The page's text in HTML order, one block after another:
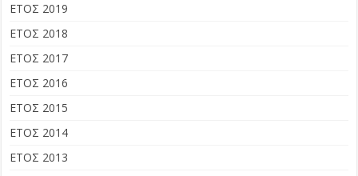
ΕΤΟΣ 2019
ΕΤΟΣ 2018
ΕΤΟΣ 2017
ΕΤΟΣ 2016
ΕΤΟΣ 2015
ΕΤΟΣ 2014
ΕΤΟΣ 2013